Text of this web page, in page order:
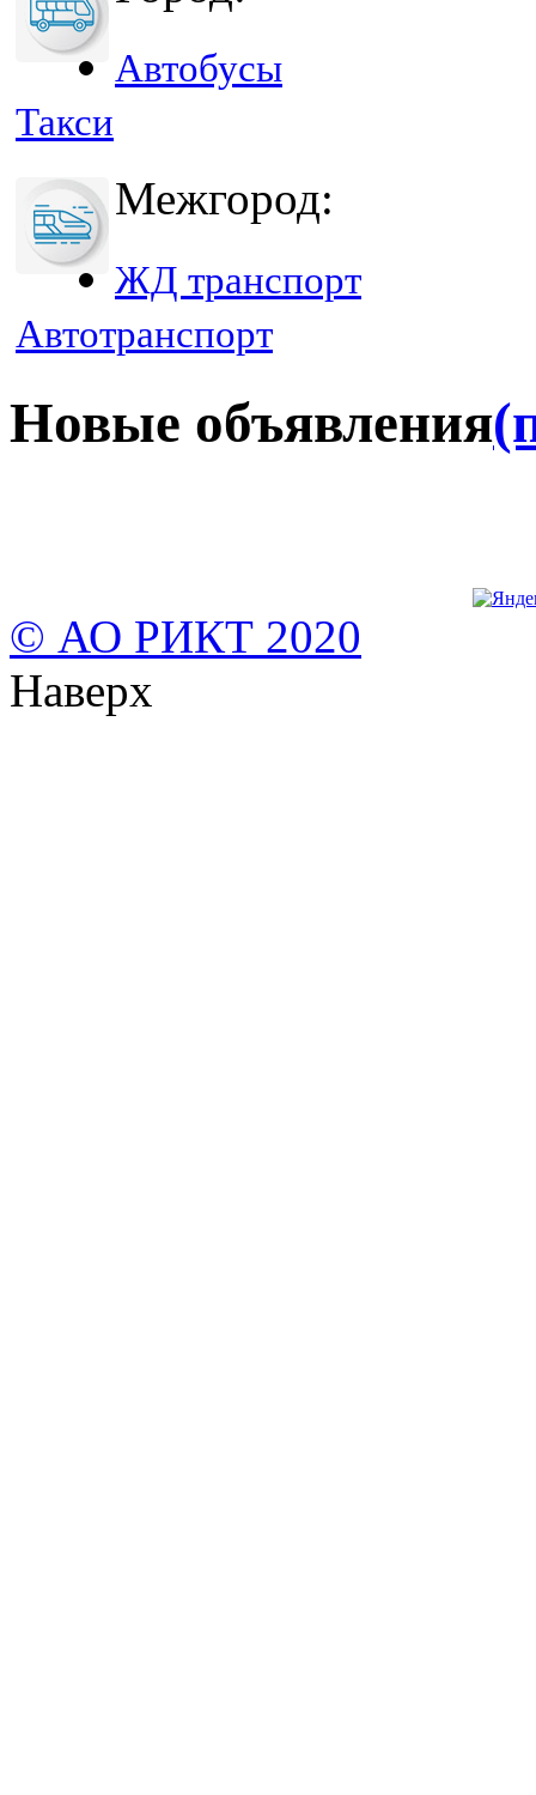
Автобусы
Такси
Межгород:
ЖД транспорт
Автотранспорт
Новые объявления
© АО РИКТ 2020
Наверх